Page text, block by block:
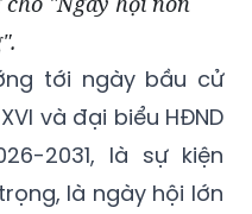
tới ngày bầu cử
và đại biểu HĐND
2031, là sự kiện
là ngày hội lớn